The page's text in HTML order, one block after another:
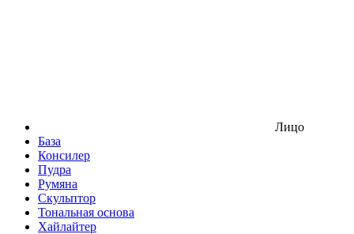
Лицо
База
Консилер
Пудра
Румяна
Скульптор
Тональная основа
Хайлайтер